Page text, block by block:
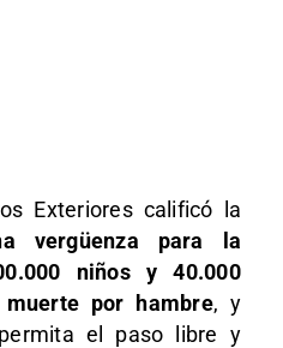
Exteriores calificó la
vergüenza para la
niños y 40.000
por hambre, y
el paso libre y